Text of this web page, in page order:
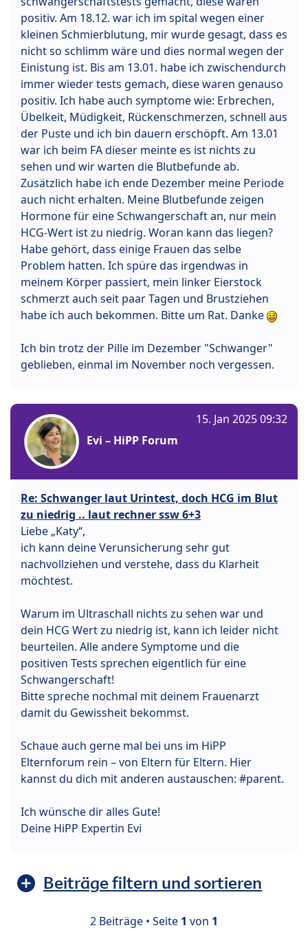
positiv. Am 18.12. war ich im spital wegen einer
kleinen Schmierblutung, mir wurde gesagt, dass es
nicht so schlimm wäre und dies normal wegen der
Einistung ist. Bis am 13.01. habe ich zwischendurch
immer wieder tests gemach, diese waren genauso
positiv. Ich habe auch symptome wie: Erbrechen,
Übelkeit, Müdigkeit, Rückenschmerzen, schnell aus
der Puste und ich bin dauern erschöpft. Am 13.01
war ich beim FA dieser meinte es ist nichts zu
sehen und wir warten die Blutbefunde ab.
Zusätzlich habe ich ende Dezember meine Periode
auch nicht erhalten. Meine Blutbefunde zeigen
Hormone für eine Schwangerschaft an, nur mein
HCG-Wert ist zu niedrig. Woran kann das liegen?
Habe gehört, dass einige Frauen das selbe
Problem hatten. Ich spüre das irgendwas in
meinem Körper passiert, mein linker Eierstock
schmerzt auch seit paar Tagen und Brustziehen
habe ich auch bekommen. Bitte um Rat. Danke
Ich bin trotz der Pille im Dezember "Schwanger"
geblieben, einmal im November noch vergessen.
Evi – HiPP Forum
15. Jan 2025 09:32
Re: Schwanger laut Urintest, doch HCG im Blut
zu niedrig .. laut rechner ssw 6+3
Liebe „Katy“,
ich kann deine Verunsicherung sehr gut
nachvollziehen und verstehe, dass du Klarheit
möchtest.
Warum im Ultraschall nichts zu sehen war und
dein HCG Wert zu niedrig ist, kann ich leider nicht
beurteilen. Alle andere Symptome und die
positiven Tests sprechen eigentlich für eine
Schwangerschaft!
Bitte spreche nochmal mit deinem Frauenarzt
damit du Gewissheit bekommst.
Schaue auch gerne mal bei uns im HiPP
Elternforum rein – von Eltern für Eltern. Hier
kannst du dich mit anderen austauschen: #parent.
Ich wünsche dir alles Gute!
Deine HiPP Expertin Evi
Beiträge filtern und sortieren
2 Beiträge • Seite 1 von 1